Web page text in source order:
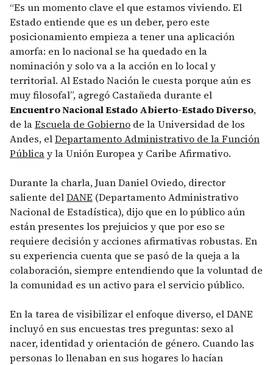
“Es un momento clave el que estamos viviendo. El
Estado entiende que es un deber, pero este
posicionamiento empieza a tener una aplicación
amorfa: en lo nacional se ha quedado en la
nominación y solo va a la acción en lo local y
territorial. Al Estado Nación le cuesta porque aún es
muy filosofal”, agregó Castañeda durante el
Encuentro Nacional Estado Abierto-Estado Diverso,
de laEscuela de Gobierno de la Universidad de los
Andes, elDepartamento Administrativo de la Función
Públicay la Unión Europea y Caribe Afirmativo.
Durante la charla, Juan Daniel Oviedo, director
saliente delDANE (Departamento Administrativo
Nacional de Estadística), dijo que en lo público aún
están presentes los prejuicios y que por eso se
requiere decisión y acciones afirmativas robustas. En
su experiencia cuenta que se pasó de la queja a la
colaboración, siempre entendiendo que la voluntad de
la comunidad es un activo para el servicio público.
En la tarea de visibilizar el enfoque diverso, el DANE
incluyó en sus encuestas tres preguntas: sexo al
nacer, identidad y orientación de género. Cuando las
personas lo llenaban en sus hogares lo hacían